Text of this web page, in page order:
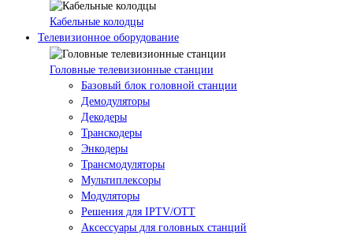
Кабельные колодцы
Телевизионное оборудование
Головные телевизионные станции
Базовый блок головной станции
Демодуляторы
Декодеры
Транскодеры
Энкодеры
Трансмодуляторы
Мультиплексоры
Модуляторы
Решения для IPTV/OTT
Аксессуары для головных станций